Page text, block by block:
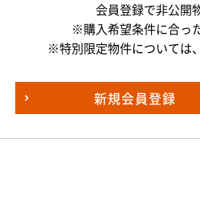
会員登録で非公開
※購入希望条件に合っ
※特別限定物件については
新規会員登録